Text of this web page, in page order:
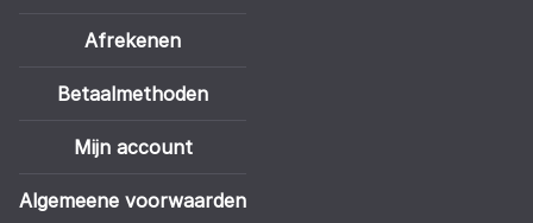
Afrekenen
Betaalmethoden
Mijn account
Algemeene voorwaarden